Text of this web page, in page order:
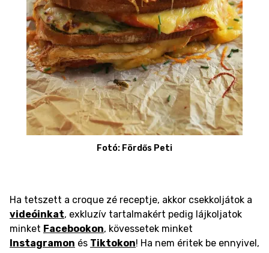
Fotó: Fördős Peti
Ha tetszett a croque zé receptje, akkor csekkoljátok a
videóinkat, exkluzív tartalmakért pedig lájkoljatok
minket Facebookon, kövessetek minket
Instagramon és Tiktokon! Ha nem éritek be ennyivel,